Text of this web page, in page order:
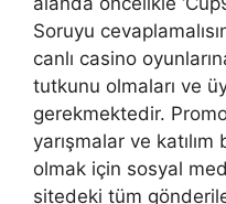
Soruyu
canlı casino
tutkunu olmaları ve
gerekmektedir.
yarışmalar ve
olmak için sosyal
sitedeki tüm